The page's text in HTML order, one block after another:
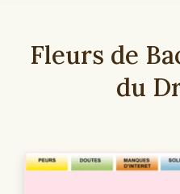
Fleurs de
du